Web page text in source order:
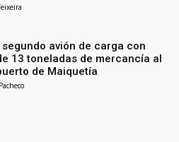
segundo avión de carga con
13 toneladas de mercancía al
de Maiquetía